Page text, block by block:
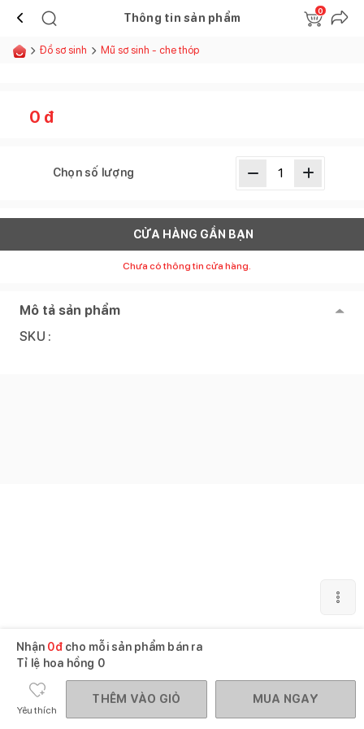
Thông tin sản phẩm
0
Đồ sơ sinh Mũ sơ sinh - che thóp
0 đ
Chọn số lượng
CỬA HÀNG GẦN BẠN
Chưa có thông tin cửa hàng.
Mô tả sản phẩm
SKU :
Nhận 0đcho mỗi sản phẩm bán ra
Tỉ lệ hoa hồng 0
Yêu thích
THÊM VÀO GIỎ MUA NGAY